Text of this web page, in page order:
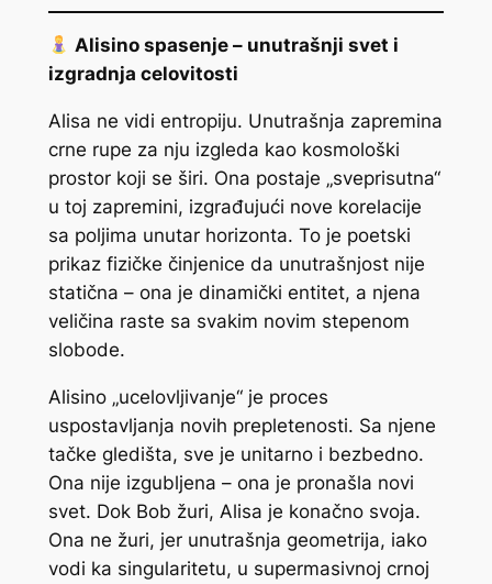
Alisino spasenje – unutrašnji svet i
izgradnja celovitosti
Alisa ne vidi entropiju. Unutrašnja zapremina
crne rupe za nju izgleda kao kosmološki
prostor koji se širi. Ona postaje „sveprisutna“
u toj zapremini, izgrađujući nove korelacije
sa poljima unutar horizonta. To je poetski
prikaz fizičke činjenice da unutrašnjost nije
statična – ona je dinamički entitet, a njena
veličina raste sa svakim novim stepenom
slobode.
Alisino „ucelovljivanje“ je proces
uspostavljanja novih prepletenosti. Sa njene
tačke gledišta, sve je unitarno i bezbedno.
Ona nije izgubljena – ona je pronašla novi
svet. Dok Bob žuri, Alisa je konačno svoja.
Ona ne žuri, jer unutrašnja geometrija, iako
vodi ka singularitetu, u supermasivnoj crnoj